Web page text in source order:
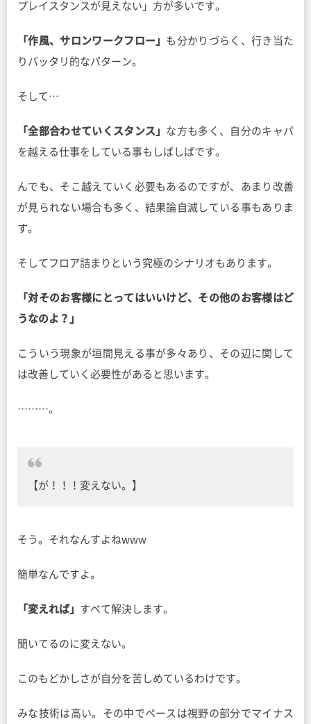
プレイスタンスが見えない」方が多いです。
「作風、サロンワークフロー」 も分かりづらく、行き当た
りバッタリ的なパターン。
そして…
「全部合わせていくスタンス」 な方も多く、自分のキャパ
を越える仕事をしている事もしばしばです。
んでも、そこ越えていく必要もあるのですが、あまり改善
が見られない場合も多く、結果論自滅している事もありま
す。
そしてフロア詰まりという究極のシナリオもあります。
「対そのお客様にとってはいいけど、その他のお客様はど
うなのよ？」
こういう現象が垣間見える事が多々あり、その辺に関して
は改善していく必要性があると思います。
………。
【が！！！変えない。】
そう。それなんすよねwww
簡単なんですよ。
「変えれば」 すべて解決します。
聞いてるのに変えない。
このもどかしさが自分を苦しめているわけです。
みな技術は高い。その中でペースは視野の部分でマイナス